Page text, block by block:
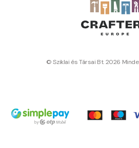
© Sziklai és Társai Bt. 2026